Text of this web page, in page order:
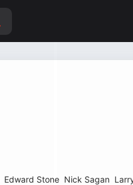
Edward Stone Nick Sagan